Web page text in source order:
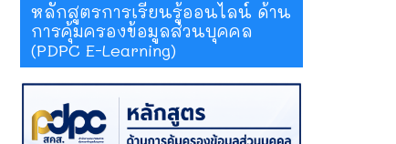
หลักสูตรการเรียนรู้ออนไลน์ ด้าน
การคุ้มครองข้อมูลส่วนบุคคล
(PDPC E-Learning)